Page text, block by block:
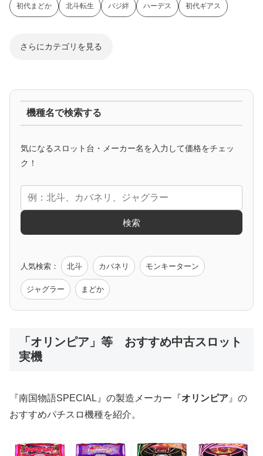
初代まどか 北斗転生 バジ絆 ハーデス 初代ギアス
さらにカテゴリを見る
アニメタイアップ
エヴァ コードギアス 化物語 炎炎ノ消防隊
モンハン バイオ ペルソナ
値下げ台
機種名で検索する
気になるスロット台・メーカー名を入力して価格をチェッ
ク！
検索
人気検索： 北斗 カバネリ モンキーターン
ジャグラー まどか
「オリンピア」等 おすすめ中古スロット
実機
『南国物語SPECIAL』の製造メーカー『オリンピア 』の
おすすめパチスロ機種を紹介。